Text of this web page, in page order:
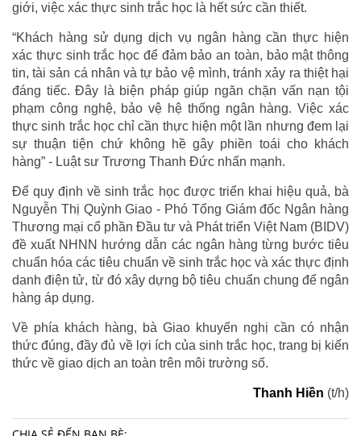
giới, việc xác thực sinh trắc học là hết sức cần thiết.
“Khách hàng sử dụng dịch vụ ngân hàng cần thực hiện
xác thực sinh trắc học để đảm bảo an toàn, bảo mật thông
tin, tài sản cá nhân và tự bảo vệ mình, tránh xảy ra thiệt hại
đáng tiếc. Đây là biện pháp giúp ngăn chặn vấn nạn tội
phạm công nghệ, bảo vệ hệ thống ngân hàng. Việc xác
thực sinh trắc học chỉ cần thực hiện một lần nhưng đem lại
sự thuận tiện chứ không hề gây phiền toái cho khách
hàng” - Luật sư Trương Thanh Đức nhấn mạnh.
Để quy định về sinh trắc học được triển khai hiệu quả, bà
Nguyễn Thị Quỳnh Giao - Phó Tổng Giám đốc Ngân hàng
Thương mại cổ phần Đầu tư và Phát triển Việt Nam (BIDV)
đề xuất NHNN hướng dẫn các ngân hàng từng bước tiêu
chuẩn hóa các tiêu chuẩn về sinh trắc học và xác thực định
danh điện tử, từ đó xây dựng bộ tiêu chuẩn chung để ngân
hàng áp dụng.
Về phía khách hàng, bà Giao khuyến nghị cần có nhận
thức đúng, đầy đủ về lợi ích của sinh trắc học, trang bị kiến
thức về giao dịch an toàn trên môi trường số.
Thanh Hiền (t/h)